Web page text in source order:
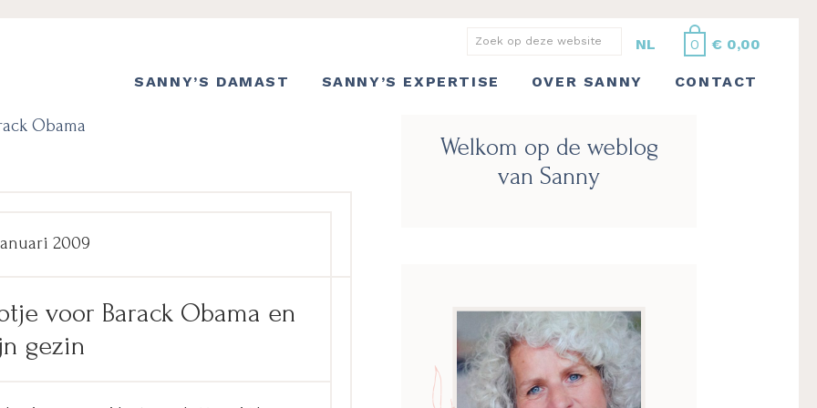
0 € 0,00
Zoek
deze
NL
SANNY’S DAMAST SANNY’S EXPERTISE OVER SANNY CONTACT
Obama
voor Barack Obama en
gezin
2009
Sidebar
Welkom op de weblog
van Sanny